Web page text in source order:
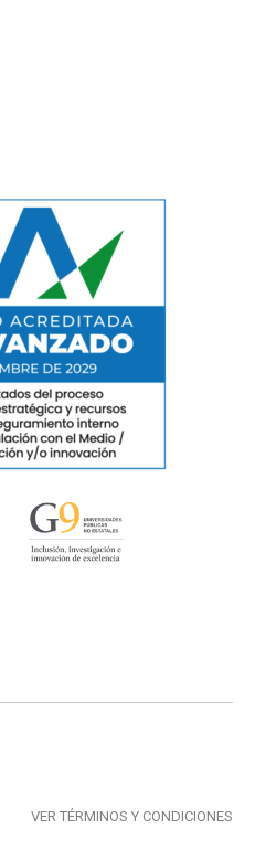
VER TÉRMINOS Y CONDICIONES